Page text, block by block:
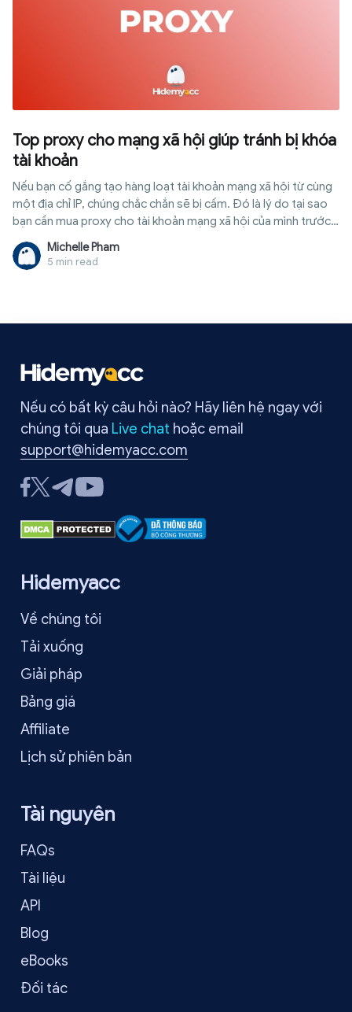
Top proxy cho mạng xã hội giúp tránh bị khóa
tài khoản
Nếu bạn cố gắng tạo hàng loạt tài khoản mạng xã hội từ cùng
một địa chỉ IP, chúng chắc chắn sẽ bị cấm. Đó là lý do tại sao
bạn cần mua proxy cho tài khoản mạng xã hội của mình trước
bất kỳ điều gì khác!
Michelle Pham
5 min read
Nếu có bất kỳ câu hỏi nào? Hãy liên hệ ngay với
chúng tôi qua Live chat hoặc email
support@hidemyacc.com
Hidemyacc
Về chúng tôi
Tải xuống
Giải pháp
Bảng giá
Affiliate
Lịch sử phiên bản
Tài nguyên
FAQs
Tài liệu
API
Blog
eBooks
Đối tác